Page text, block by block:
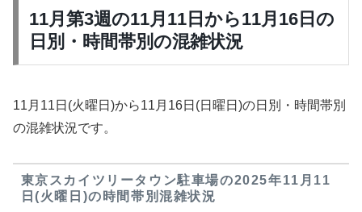
11月第3週の11月11日から11月16日の
日別・時間帯別の混雑状況
11月11日(火曜日)から11月16日(日曜日)の日別・時間帯別
の混雑状況です。
東京スカイツリータウン駐車場の2025年11月11
日(火曜日)の時間帯別混雑状況